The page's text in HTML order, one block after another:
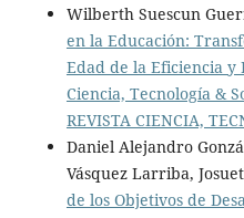
Wilberth Suescun
en la Educación:
Edad de la Eficiencia y
Ciencia, Tecnología &
REVISTA CIENCIA,
Daniel Alejandro
Vásquez Larriba,
de los Objetivos de